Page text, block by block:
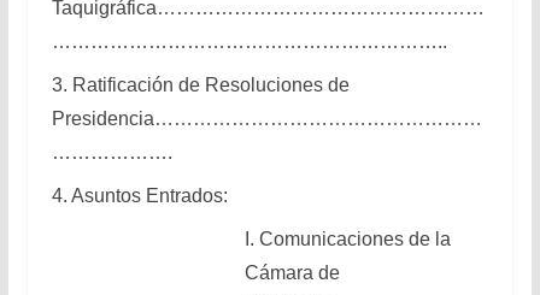
Taquigráfica……………………………………………
……………………………………………………..
3. Ratificación de Resoluciones de
Presidencia……………………………………………
……………….
4. Asuntos Entrados:
I. Comunicaciones de la
Cámara de